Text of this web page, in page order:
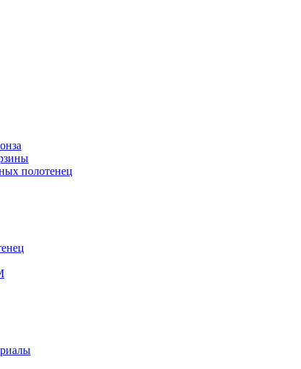
полотенец